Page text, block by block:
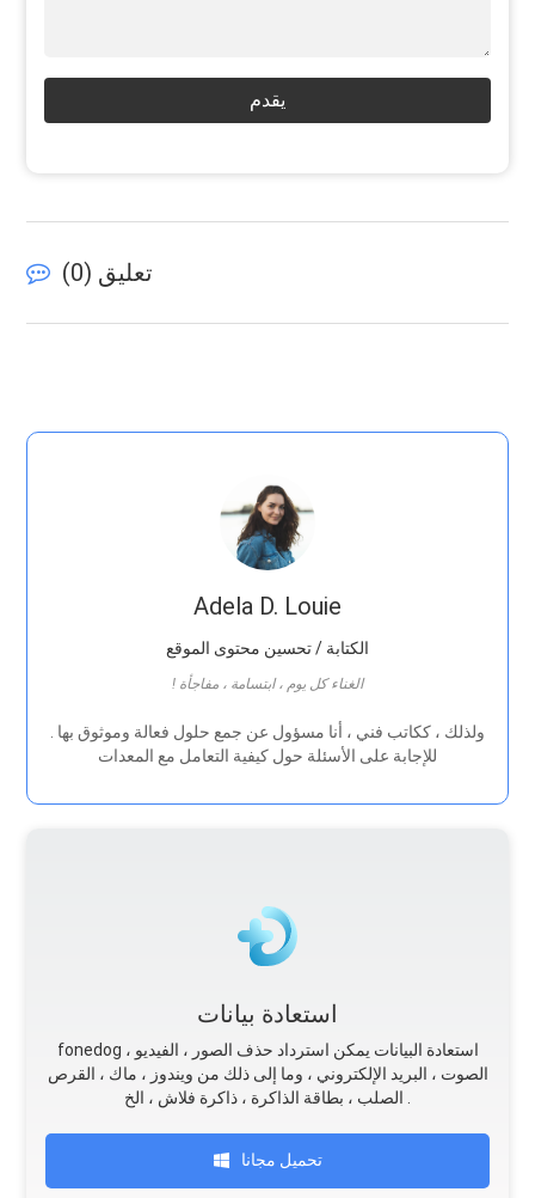
يقدم
تعليق ( 0
)
Adela D. Louie
الكتابة / تحسين محتوى الموقع
! الغناء كل يوم ، ابتسامة ، مفاجأة
للإجابة على الأسئلة حول كيفية التعامل مع المعدات
استعادة بيانات
fonedog استعادة البيانات يمكن استرداد حذف الصور ، الفيديو ،
الصوت ، البريد الإلكتروني ، وما إلى ذلك من ويندوز ، ماك ، القرص
تحميل مجانا